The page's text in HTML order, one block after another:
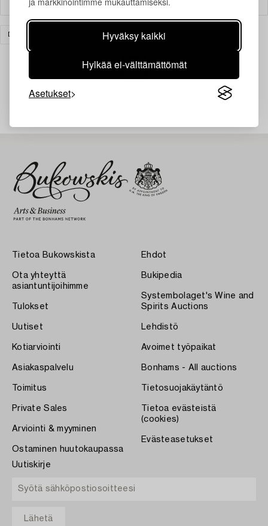
Hyväksy kaikki
Hylkää ei-välttämättömät
Asetukset
Suodatin
TYHJENNÄ KAIKKI
Juuri nyt ei löytynyt hakuasi vastaavia kohteita.
Tietoa Bukowskista
Ota yhteyttä
asiantuntijoihimme
Tulokset
Uutiset
Kotiarviointi
Asiakaspalvelu
Toimitus
Private Sales
Arviointi & myyminen
Ostaminen huutokaupassa
Ehdot
Bukipedia
Systembolaget's Wine and
Spirits Auctions
Lehdistö
Avoimet työpaikat
Bonhams - All auctions
Tietosuojakäytäntö
Tietoa evästeistä
(cookies)
Evästeasetukset
Uutiskirje